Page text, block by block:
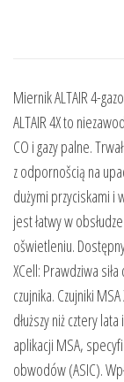
Miernik ALTAIR 4-
ALTAIR 4X to
CO i gazy palne.
z odpornošcią na
dużymi przyciskami i
jest łatwy w
ošwietleniu.
XCell: Prawdziwa
czujnika. Czujniki
dłuższy niż cztery
aplikacji MSA,
obwodów (ASIC).